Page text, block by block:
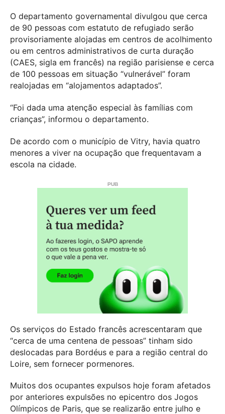
O departamento governamental divulgou que cerca
de 90 pessoas com estatuto de refugiado serão
provisoriamente alojadas em centros de acolhimento
ou em centros administrativos de curta duração
(CAES, sigla em francês) na região parisiense e cerca
de 100 pessoas em situação “vulnerável” foram
realojadas em “alojamentos adaptados”.
“Foi dada uma atenção especial às famílias com
crianças”, informou o departamento.
De acordo com o município de Vitry, havia quatro
menores a viver na ocupação que frequentavam a
escola na cidade.
Os serviços do Estado francês acrescentaram que
“cerca de uma centena de pessoas” tinham sido
deslocadas para Bordéus e para a região central do
Loire, sem fornecer pormenores.
Muitos dos ocupantes expulsos hoje foram afetados
por anteriores expulsões no epicentro dos Jogos
Olímpicos de Paris, que se realizarão entre julho e